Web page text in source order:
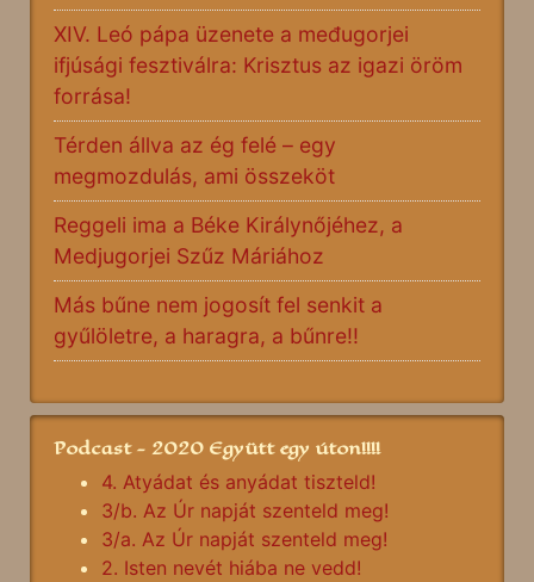
XIV. Leó pápa üzenete a međugorjei
ifjúsági fesztiválra: Krisztus az igazi öröm
forrása!
Térden állva az ég felé – egy
megmozdulás, ami összeköt
Reggeli ima a Béke Királynőjéhez, a
Medjugorjei Szűz Máriához
Más bűne nem jogosít fel senkit a
gyűlöletre, a haragra, a bűnre!!
Podcast - 2020 Együtt egy úton!!!!
4. Atyádat és anyádat tiszteld!
3/b. Az Úr napját szenteld meg!
3/a. Az Úr napját szenteld meg!
2. Isten nevét hiába ne vedd!